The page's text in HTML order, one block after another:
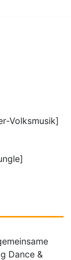
Volksmusik]
Dance &